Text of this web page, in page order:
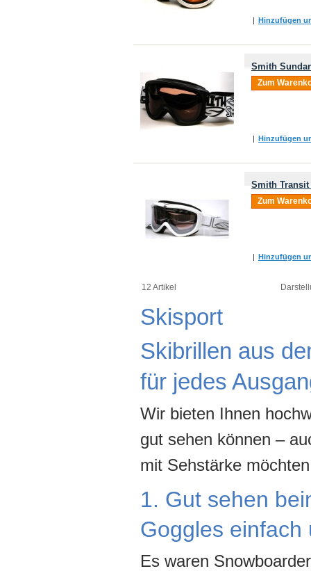
| Hinzufügen
Smith
Zum
| Hinzufügen
Smith
Zum
| Hinzufügen
12 Artikel
Skisport
Skibrillen aus
für jedes
Wir bieten Ihnen
gut sehen können –
mit Sehstärke
1. Gut sehen
Goggles
Es waren